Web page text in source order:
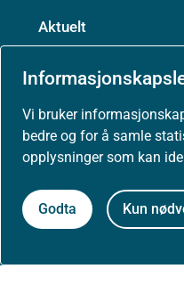
Vi bruker
bedre og for å samle
opplysninger som kan
Godta Kun
Aktuelt
Nyheter
Arrangementer
Høringer
Presse